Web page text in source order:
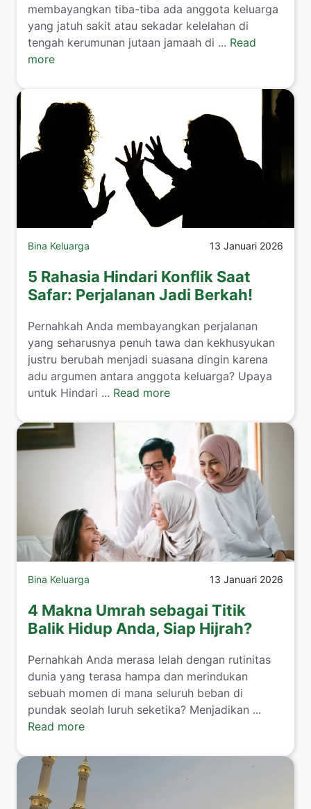
membayangkan tiba-tiba ada anggota keluarga
yang jatuh sakit atau sekadar kelelahan di
tengah kerumunan jutaan jamaah di ... Read
more
Bina Keluarga 13 Januari 2026
5 Rahasia Hindari Konflik Saat
Safar: Perjalanan Jadi Berkah!
​Pernahkah Anda membayangkan perjalanan
yang seharusnya penuh tawa dan kekhusyukan
justru berubah menjadi suasana dingin karena
adu argumen antara anggota keluarga? Upaya
untuk Hindari ... Read more
Bina Keluarga 13 Januari 2026
4 Makna Umrah sebagai Titik
Balik Hidup Anda, Siap Hijrah?
​Pernahkah Anda merasa lelah dengan rutinitas
dunia yang terasa hampa dan merindukan
sebuah momen di mana seluruh beban di
pundak seolah luruh seketika? Menjadikan ...
Read more